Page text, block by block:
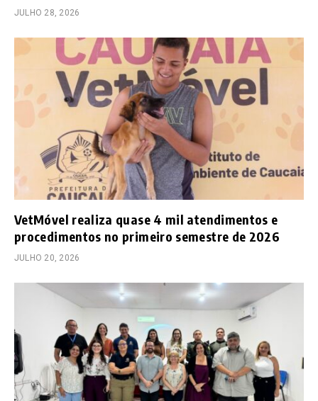
JULHO 28, 2026
VetMóvel realiza quase 4 mil atendimentos e
procedimentos no primeiro semestre de 2026
JULHO 20, 2026